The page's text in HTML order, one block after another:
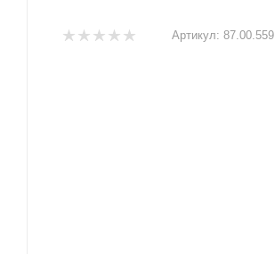
Артикул: 87.00.559